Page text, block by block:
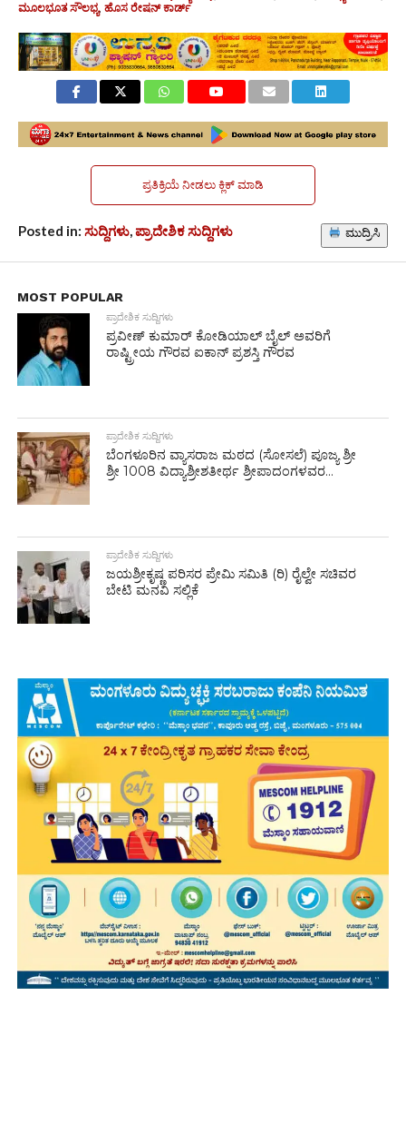
ಮೂಲಭೂತ ಸೌಲಭ್ಯ, ಹೊಸ ರೇಷನ್ ಕಾರ್ಡ್
ಪ್ರತಿಕ್ರಿಯೆ ನೀಡಲು ಕ್ಲಿಕ್ ಮಾಡಿ
Posted in: ಸುದ್ದಿಗಳು,ಪ್ರಾದೇಶಿಕ ಸುದ್ದಿಗಳು ಮುದ್ರಿಸಿ
MOST POPULAR
ಪ್ರಾದೇಶಿಕ ಸುದ್ದಿಗಳು
ಪ್ರವೀಣ್ ಕುಮಾರ್ ಕೋಡಿಯಾಲ್ ಬೈಲ್ ಅವರಿಗೆ
ರಾಷ್ಟ್ರೀಯ ಗೌರವ ಐಕಾನ್ ಪ್ರಶಸ್ತಿ ಗೌರವ
ಪ್ರಾದೇಶಿಕ ಸುದ್ದಿಗಳು
ಬೆಂಗಳೂರಿನ ವ್ಯಾಸರಾಜ ಮಠದ (ಸೋಸಲೆ) ಪೂಜ್ಯ ಶ್ರೀ
ಶ್ರೀ 1008 ವಿದ್ಯಾಶ್ರೀಶತೀರ್ಥ ಶ್ರೀಪಾದಂಗಳವರ...
ಪ್ರಾದೇಶಿಕ ಸುದ್ದಿಗಳು
ಜಯಶ್ರೀಕೃಷ್ಣ ಪರಿಸರ ಪ್ರೇಮಿ ಸಮಿತಿ (ರಿ) ರೈಲ್ವೇ ಸಚಿವರ
ಬೇಟಿ ಮನವಿ ಸಲ್ಲಿಕೆ